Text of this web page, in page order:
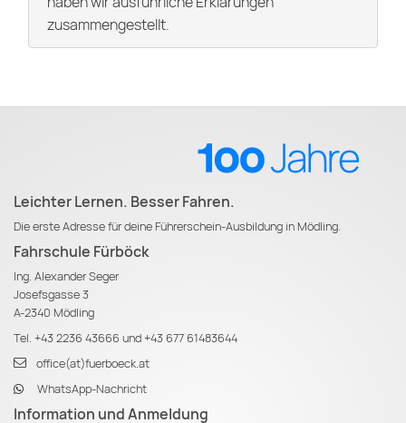
zusammengestellt.
Leichter Lernen. Besser Fahren.
Die erste Adresse für deine Führerschein-Ausbildung in Mödling.
Fahrschule Fürböck
Ing. Alexander Seger
Josefsgasse 3
A-2340 Mödling
Tel. +43 2236 43666 und+43 677 61483644
office(at)fuerboeck.at
WhatsApp-Nachricht
Information und Anmeldung